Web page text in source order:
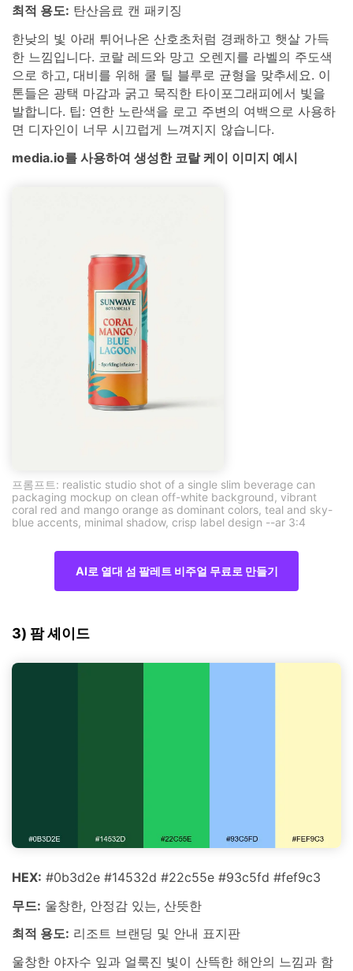
최적 용도: 탄산음료 캔 패키징
한낮의 빛 아래 튀어나온 산호초처럼 경쾌하고 햇살 가득
한 느낌입니다. 코랄 레드와 망고 오렌지를 라벨의 주도색
으로 하고, 대비를 위해 쿨 틸 블루로 균형을 맞추세요. 이
톤들은 광택 마감과 굵고 묵직한 타이포그래피에서 빛을
발합니다. 팁: 연한 노란색을 로고 주변의 여백으로 사용하
면 디자인이 너무 시끄럽게 느껴지지 않습니다.
media.io를 사용하여 생성한 코랄 케이 이미지 예시
프롬프트: realistic studio shot of a single slim beverage can
packaging mockup on clean off-white background, vibrant
coral red and mango orange as dominant colors, teal and sky-
blue accents, minimal shadow, crisp label design --ar 3:4
AI로 열대 섬 팔레트 비주얼 무료로 만들기
3) 팜 셰이드
HEX: #0b3d2e #14532d #22c55e #93c5fd #fef9c3
무드: 울창한, 안정감 있는, 산뜻한
최적 용도: 리조트 브랜딩 및 안내 표지판
울창한 야자수 잎과 얼룩진 빛이 산뜩한 해안의 느낌과 함